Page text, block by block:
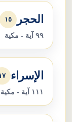
الحجر ١٥
٩٩ آية - مكية
الإسراء
١١١ آية - مكية